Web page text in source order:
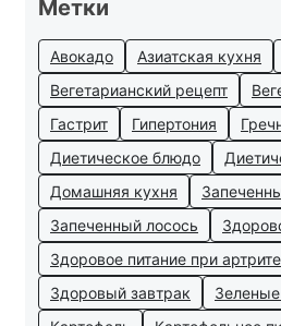
Метки
Авокадо Азиатская кухня
Вегетарианский рецепт
Гастрит
Гипертония
Диетическое блюдо
Домашняя кухня
Запеченный лосось
Здоровое питание при артрите
Здоровый завтрак